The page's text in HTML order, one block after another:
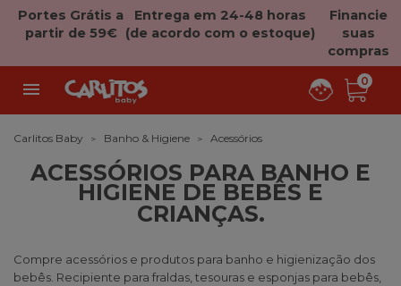
Portes Grátis a
partir de 59€
Entrega em 24-48 horas
(de acordo com o estoque)
Financie
suas
compras
 0
Carlitos Baby Banho & Higiene Acessórios
ACESSÓRIOS PARA BANHO E
HIGIENE DE BEBÊS E
CRIANÇAS.
Compre acessórios e produtos para banho e higienização dos
bebês. Recipiente para fraldas, tesouras e esponjas para bebês,